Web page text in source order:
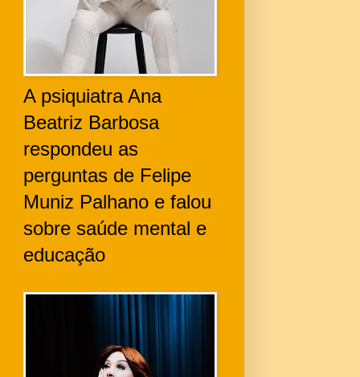
A psiquiatra Ana
Beatriz Barbosa
respondeu as
perguntas de Felipe
Muniz Palhano e falou
sobre saúde mental e
educação